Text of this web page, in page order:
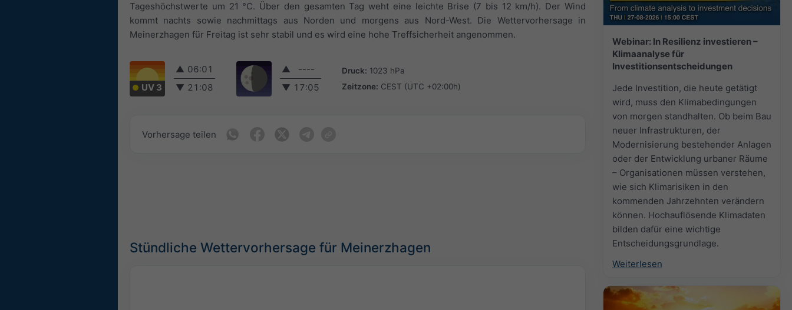
Webinar: In Resilienz investieren –
Klimaanalyse für
Investitionsentscheidungen
Jede Investition, die heute getätigt
wird, muss den Klimabedingungen
von morgen standhalten. Ob beim Bau
neuer Infrastrukturen, der
Modernisierung bestehender Anlagen
oder der Entwicklung urbaner Räume
– Organisationen müssen verstehen,
wie sich Klimarisiken in den
kommenden Jahrzehnten verändern
können. Hochauflösende Klimadaten
bilden dafür eine wichtige
Entscheidungsgrundlage.
Weiterlesen
Tageshöchstwerte um 21 °C. Über den gesamten Tag weht eine leichte Brise (7 bis 12 km/h). Der Wind
kommt nachts sowie nachmittags aus Norden und morgens aus Nord-West. Die Wettervorhersage in
Meinerzhagen für Freitag ist sehr stabil und es wird eine hohe Treffsicherheit angenommen.
UV 3
▲ 06:01
▼ 21:08
▲
----
▼ 17:05
Druck: 1023 hPa
Zeitzone: CEST (UTC +02:00h)
Vorhersage teilen
Stündliche Wettervorhersage für Meinerzhagen